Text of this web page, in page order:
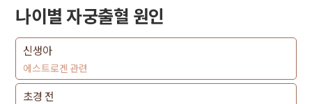
나이별 자궁출혈 원인
신생아
에스트로겐 관련
초경 전